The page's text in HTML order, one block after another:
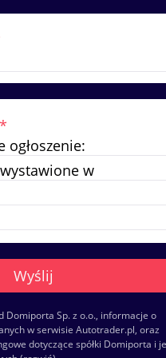
Domiporta Sp. z o.o., informacje o
w serwisie Autotrader.pl, oraz
dotyczące spółki Domiporta i